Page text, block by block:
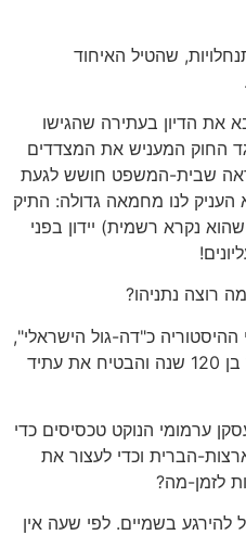
שהטיל האיחוד
את הדיון בעתירה שהגישו
החוק המעניש את המצדדים
שבית-המשפט חושש לגעת
לנו מחמאה גדולה: התיק
נקרא רשמית) יידון בפני
רוצה נתניהו?
כ"דה-גול הישראלי",
המנהיג החכם ששם קץ לסכסוך בן 120 שנה והבטיח את עתיד
ערמומי הנוקט טכסיסים כדי
הברית וכדי לעצור את
לזמן-מה?
להירגע בשמיים. לפי שעה אין